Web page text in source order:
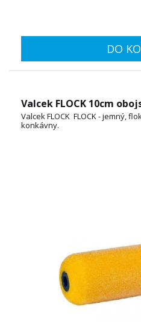
DO
Valcek FLOCK 10cm
Valcek FLOCK FLOCK - jemný,
konkávny.